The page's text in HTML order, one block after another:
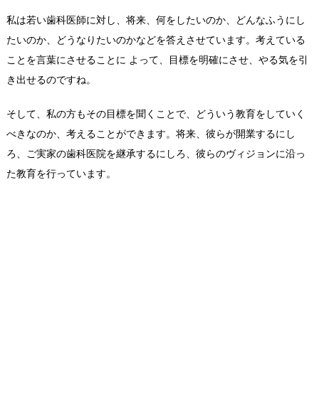
私は若い歯科医師に対し、将来、何をしたいのか、どんなふうにし
たいのか、どうなりたいのかなどを答えさせています。考えている
ことを言葉にさせることに よって、目標を明確にさせ、やる気を引
き出せるのですね。
そして、私の方もその目標を聞くことで、どういう教育をしていく
べきなのか、考えることができます。将来、彼らが開業するにし
ろ、ご実家の歯科医院を継承するにしろ、彼らのヴィジョンに沿っ
た教育を行っています。